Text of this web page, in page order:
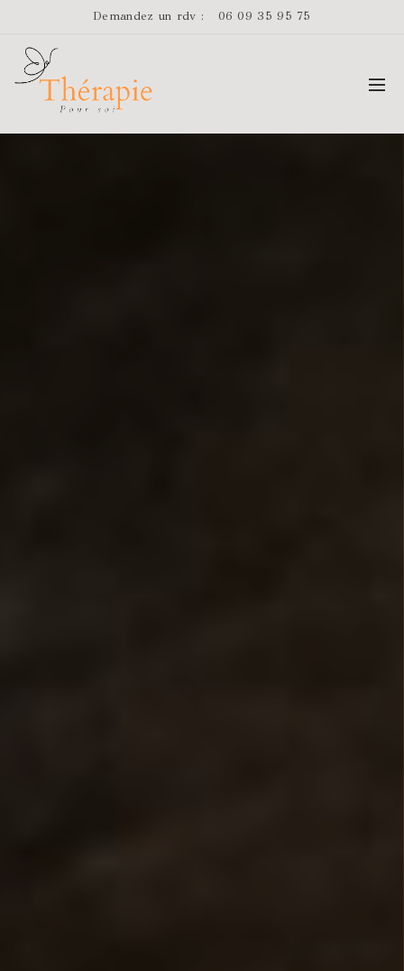
Demandez un rdv : 06 09 35 95 75